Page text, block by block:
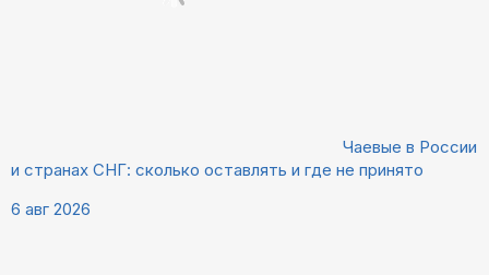
Чаевые в России
и странах СНГ: сколько оставлять и где не принято
6 авг 2026